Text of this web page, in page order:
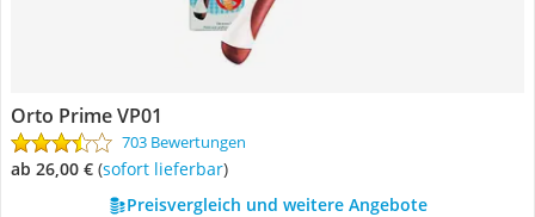
Orto Prime VP01
703 Bewertungen
ab 26,00 € ( Sofort lieferbar)
Preisvergleich und weitere Angebote